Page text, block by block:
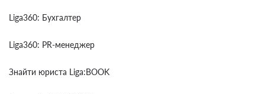
Liga360: Бухгалтер
Liga360: PR-менеджер
Знайти юриста Liga:BOOK